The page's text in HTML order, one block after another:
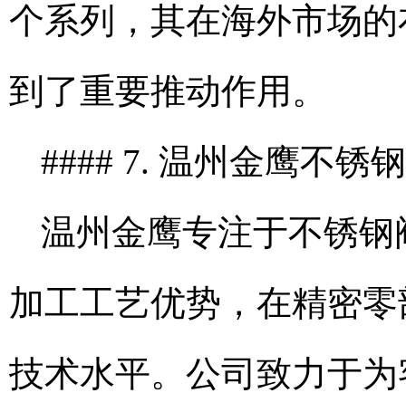
个系列，其在海外市场
到了重要推动作用。
#### 7. 温州金鹰不锈
温州金鹰专注于不锈
加工工艺优势，在精密
技术水平。公司致力于